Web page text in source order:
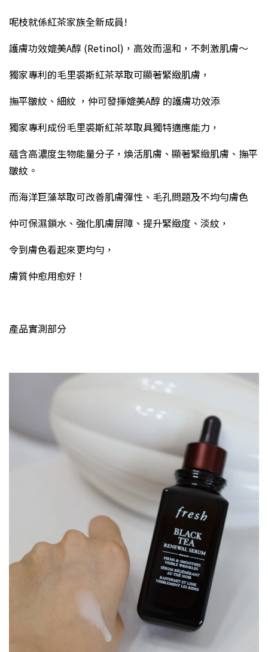
呢枝就係紅茶家族全新成員!
護膚功效媲美A醇 (Retinol)，高效而溫和，不刺激肌膚～
獨家專利的毛里裘斯紅茶萃取可顯著緊緻肌膚，
撫平皺紋、細紋 ，仲可發揮媲美A醇 的護膚功效添
獨家專利成份毛里裘斯紅茶萃取具獨特適應能力，
蘊含高濃度生物能量分子，煥活肌膚、顯著緊緻肌膚、撫平
皺紋。
而海洋巨藻萃取可改善肌膚彈性、毛孔問題及不均勻膚色
仲可保濕鎖水、強化肌膚屏障、提升緊緻度、淡紋，
令到膚色看起來更均勻，
膚質仲愈用愈好！
產品實測部分